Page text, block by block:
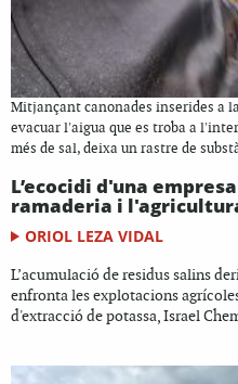
Mitjançant canonades inserides a
evacuar l'aigua que es troba a
més de sal, deixa un rastre de
L’ecocidi d'una
ramaderia i
ORIOL LEZA VIDAL
L’acumulació de residus salins
enfronta les explotacions
d'extracció de potassa, Israel